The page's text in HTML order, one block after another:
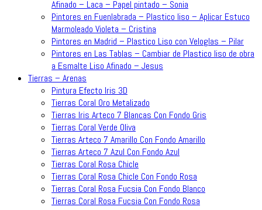
Afinado – Laca – Papel pintado – Sonia
Pintores en Fuenlabrada – Plastico liso – Aplicar Estuco
Marmoleado Violeta – Cristina
Pintores en Madrid – Plastico Liso con Veloglas – Pilar
Pintores en Las Tablas – Cambiar de Plastico liso de obra
a Esmalte Liso Afinado – Jesus
Tierras – Arenas
Pintura Efecto Iris 3D
Tierras Coral Oro Metalizado
Tierras Iris Arteco 7 Blancas Con Fondo Gris
Tierras Coral Verde Oliva
Tierras Arteco 7 Amarillo Con Fondo Amarillo
Tierras Arteco 7 Azul Con Fondo Azul
Tierras Coral Rosa Chicle
Tierras Coral Rosa Chicle Con Fondo Rosa
Tierras Coral Rosa Fucsia Con Fondo Blanco
Tierras Coral Rosa Fucsia Con Fondo Rosa